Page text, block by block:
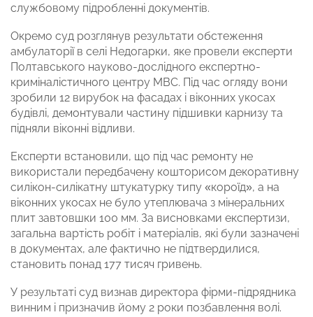
службовому підробленні документів.
Окремо суд розглянув результати обстеження
амбулаторії в селі Недогарки, яке провели експерти
Полтавського науково-дослідного експертно-
криміналістичного центру МВС. Під час огляду вони
зробили 12 вирубок на фасадах і віконних укосах
будівлі, демонтували частину підшивки карнизу та
підняли віконні відливи.
Експерти встановили, що під час ремонту не
використали передбачену кошторисом декоративну
силікон-силікатну штукатурку типу «короїд», а на
віконних укосах не було утеплювача з мінеральних
плит завтовшки 100 мм. За висновками експертизи,
загальна вартість робіт і матеріалів, які були зазначені
в документах, але фактично не підтвердилися,
становить понад 177 тисяч гривень.
У результаті суд визнав директора фірми-підрядника
винним і призначив йому 2 роки позбавлення волі.